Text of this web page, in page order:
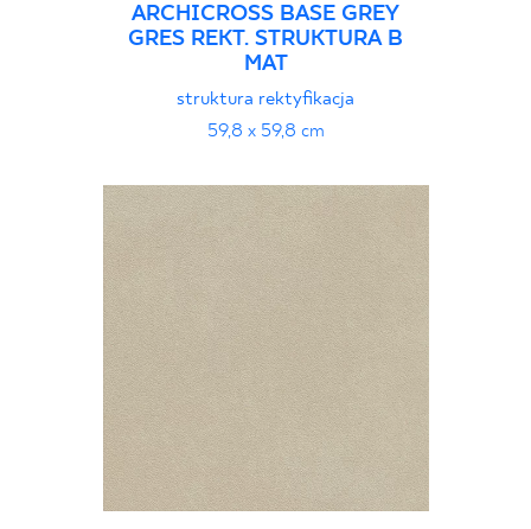
ARCHICROSS BASE GREY
GRES REKT. STRUKTURA B
MAT
struktura rektyfikacja
59,8 x 59,8 cm